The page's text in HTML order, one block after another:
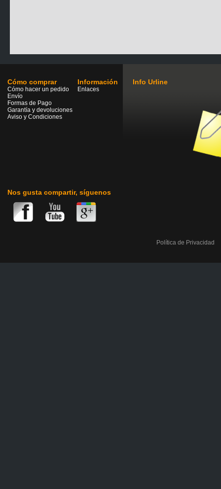
Cómo comprar
Cómo hacer un pedido
Envío
Formas de Pago
Garantía y devoluciones
Aviso y Condiciones
Información
Enlaces
Info Urline
Nos gusta compartir, síguenos
Política de Privacidad